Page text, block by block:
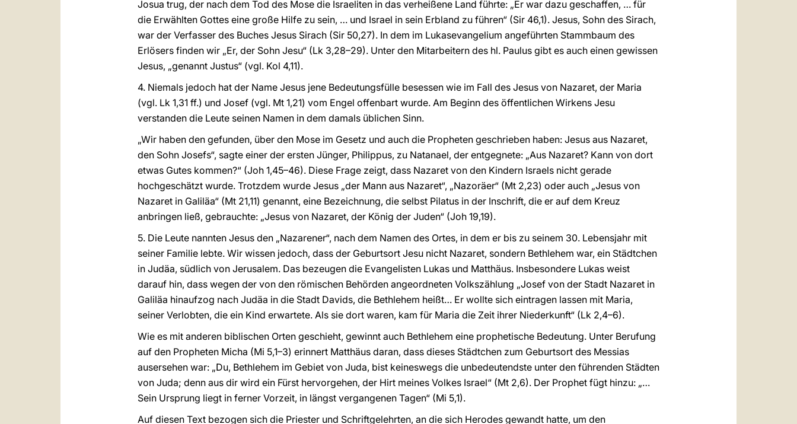
Josua trug, der nach dem Tod des Mose die Israeliten in das verheißene Land führte: „Er war dazu geschaffen, … für
die Erwählten Gottes eine große Hilfe zu sein, … und Israel in sein Erbland zu führen“ (Sir 46,1). Jesus, Sohn des Sirach,
war der Verfasser des Buches Jesus Sirach (Sir 50,27). In dem im Lukasevangelium angeführten Stammbaum des
Erlösers finden wir „Er, der Sohn Jesu“ (Lk 3,28–29). Unter den Mitarbeitern des hl. Paulus gibt es auch einen gewissen
Jesus, „genannt Justus“ (vgl. Kol 4,11).
4. Niemals jedoch hat der Name Jesus jene Bedeutungsfülle besessen wie im Fall des Jesus von Nazaret, der Maria
(vgl. Lk 1,31 ff.) und Josef (vgl. Mt 1,21) vom Engel offenbart wurde. Am Beginn des öffentlichen Wirkens Jesu
verstanden die Leute seinen Namen in dem damals üblichen Sinn.
„Wir haben den gefunden, über den Mose im Gesetz und auch die Propheten geschrieben haben: Jesus aus Nazaret,
den Sohn Josefs“, sagte einer der ersten Jünger, Philippus, zu Natanael, der entgegnete: „Aus Nazaret? Kann von dort
etwas Gutes kommen?“ (Joh 1,45–46). Diese Frage zeigt, dass Nazaret von den Kindern Israels nicht gerade
hochgeschätzt wurde. Trotzdem wurde Jesus „der Mann aus Nazaret“, „Nazoräer“ (Mt 2,23) oder auch „Jesus von
Nazaret in Galiläa“ (Mt 21,11) genannt, eine Bezeichnung, die selbst Pilatus in der Inschrift, die er auf dem Kreuz
anbringen ließ, gebrauchte: „Jesus von Nazaret, der König der Juden“ (Joh 19,19).
5. Die Leute nannten Jesus den „Nazarener“, nach dem Namen des Ortes, in dem er bis zu seinem 30. Lebensjahr mit
seiner Familie lebte. Wir wissen jedoch, dass der Geburtsort Jesu nicht Nazaret, sondern Bethlehem war, ein Städtchen
in Judäa, südlich von Jerusalem. Das bezeugen die Evangelisten Lukas und Matthäus. Insbesondere Lukas weist
darauf hin, dass wegen der von den römischen Behörden angeordneten Volkszählung „Josef von der Stadt Nazaret in
Galiläa hinaufzog nach Judäa in die Stadt Davids, die Bethlehem heißt… Er wollte sich eintragen lassen mit Maria,
seiner Verlobten, die ein Kind erwartete. Als sie dort waren, kam für Maria die Zeit ihrer Niederkunft“ (Lk 2,4–6).
Wie es mit anderen biblischen Orten geschieht, gewinnt auch Bethlehem eine prophetische Bedeutung. Unter Berufung
auf den Propheten Micha (Mi 5,1–3) erinnert Matthäus daran, dass dieses Städtchen zum Geburtsort des Messias
ausersehen war: „Du, Bethlehem im Gebiet von Juda, bist keineswegs die unbedeutendste unter den führenden Städten
von Juda; denn aus dir wird ein Fürst hervorgehen, der Hirt meines Volkes Israel“ (Mt 2,6). Der Prophet fügt hinzu: „…
Sein Ursprung liegt in ferner Vorzeit, in längst vergangenen Tagen“ (Mi 5,1).
Auf diesen Text bezogen sich die Priester und Schriftgelehrten, an die sich Herodes gewandt hatte, um den